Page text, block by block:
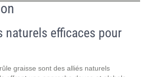
naturels efficaces pour
graisse sont des alliés naturels